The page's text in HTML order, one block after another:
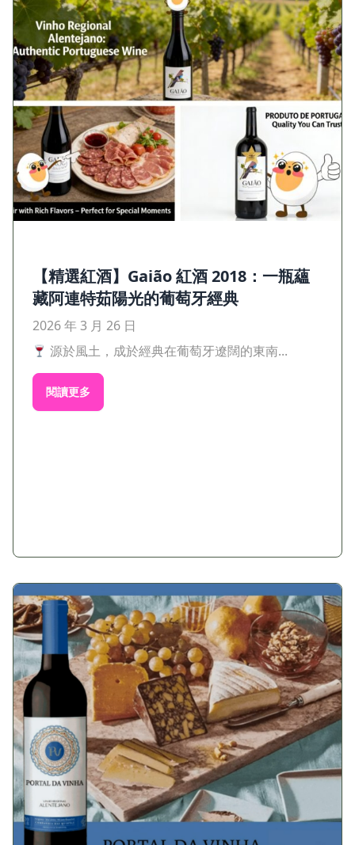
【精選紅酒】Gaião 紅酒 2018：一瓶蘊
藏阿連特茹陽光的葡萄牙經典
2026 年 3 月 26 日
源於風土，成於經典在葡萄牙遼闊的東南...
閱讀更多